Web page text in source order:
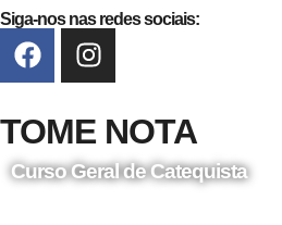
Siga-nos nas redes sociais:
TOME NOTA
Curso Geral de Catequista